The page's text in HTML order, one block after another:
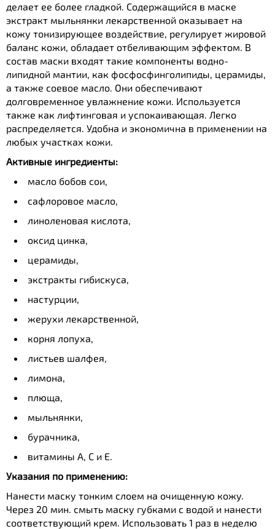
делает ее более гладкой. Содержащийся в маске
экстракт мыльнянки лекарственной оказывает на
кожу тонизирующее воздействие, регулирует жировой
баланс кожи, обладает отбеливающим эффектом. В
состав маски входят такие компоненты водно-
липидной мантии, как фосфосфинголипиды, церамиды,
а также соевое масло. Они обеспечивают
долговременное увлажнение кожи. Используется
также как лифтинговая и успокаивающая. Легко
распределяется. Удобна и экономична в применении на
любых участках кожи.
Активные ингредиенты:
масло бобов сои,
сафлоровое масло,
линоленовая кислота,
оксид цинка,
церамиды,
экстракты гибискуса,
настурции,
жерухи лекарственной,
корня лопуха,
листьев шалфея,
лимона,
плюща,
мыльнянки,
бурачника,
витамины А, С и Е.
Указания по применению:
Нанести маску тонким слоем на очищенную кожу.
Через 20 мин. смыть маску губками с водой и нанести
соответствующий крем. Использовать 1 раз в неделю